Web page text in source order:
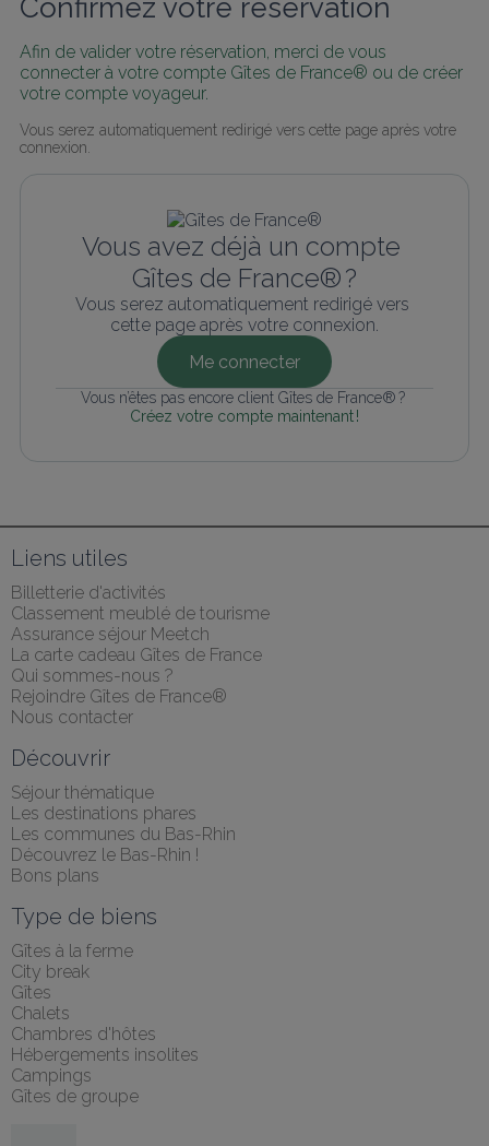
Confirmez votre réservation
Afin de valider votre réservation, merci de vous
connecter à votre compte Gîtes de France® ou de créer
votre compte voyageur.
Vous serez automatiquement redirigé vers cette page après votre
connexion.
Vous avez déjà un compte
Gîtes de France® ?
Vous serez automatiquement redirigé vers
cette page après votre connexion.
Me connecter
Vous n’êtes pas encore client Gîtes de France® ?
Créez votre compte maintenant !
Liens utiles
Billetterie d'activités
Classement meublé de tourisme
Assurance séjour Meetch
La carte cadeau Gîtes de France
Qui sommes-nous ?
Rejoindre Gîtes de France®
Nous contacter
Découvrir
Séjour thématique
Les destinations phares
Les communes du Bas-Rhin
Découvrez le Bas-Rhin !
Bons plans
Type de biens
Gîtes à la ferme
City break
Gîtes
Chalets
Chambres d'hôtes
Hébergements insolites
Campings
Gîtes de groupe